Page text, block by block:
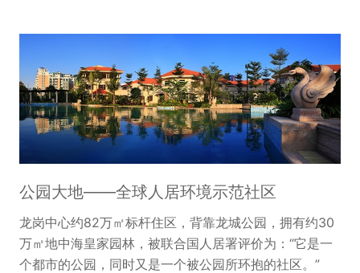
公园大地——全球人居环境示范社区
龙岗中心约82万㎡标杆住区，背靠龙城公园，拥有约30
万㎡地中海皇家园林，被联合国人居署评价为：“它是一
个都市的公园，同时又是一个被公园所环抱的社区。”